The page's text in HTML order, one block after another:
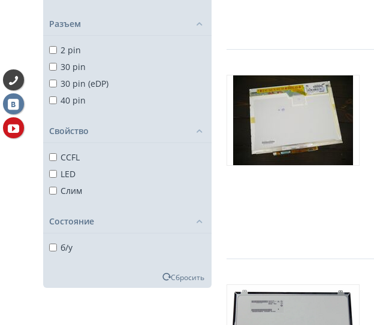
Разъем
2 pin
30 pin
30 pin (eDP)
40 pin
Свойство
CCFL
LED
Слим
Состояние
б/у
Сбросить